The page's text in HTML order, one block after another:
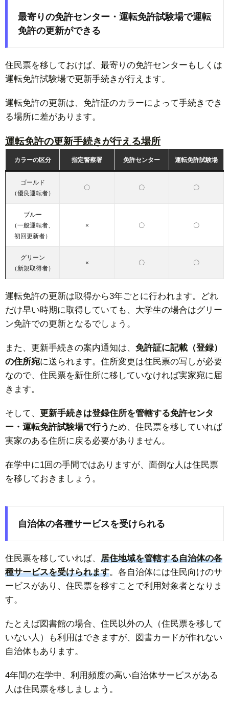
最寄りの免許センター・運転免許試験場で運転
免許の更新ができる
住民票を移しておけば、最寄りの免許センターもしくは
運転免許試験場で更新手続きが行えます。
運転免許の更新は、免許証のカラーによって手続きでき
る場所に差があります。
運転免許の更新手続きが行える場所
カラーの区分 指定警察署 免許センター 運転免許試験場
ゴールド
（優良運転者）
〇 〇 〇
ブルー
（一般運転者、
初回更新者）
× 〇 〇
グリーン
（新規取得者）
× 〇 〇
運転免許の更新は取得から3年ごとに行われます。どれ
だけ早い時期に取得していても、大学生の場合はグリー
ン免許での更新となるでしょう。
また、更新手続きの案内通知は、 免許証に記載（登録）
の住所宛に送られます。住所変更は住民票の写しが必要
なので、住民票を新住所に移していなければ実家宛に届
きます。
そして、 更新手続きは登録住所を管轄する免許センタ
ー・運転免許試験場で行う ため、住民票を移していれば
実家のある住所に戻る必要がありません。
在学中に1回の手間ではありますが、面倒な人は住民票
を移しておきましょう。
自治体の各種サービスを受けられる
住民票を移していれば、 居住地域を管轄する自治体の各
種サービスを受けられます。各自治体には住民向けのサ
ービスがあり、住民票を移すことで利用対象者となりま
す。
たとえば図書館の場合、住民以外の人（住民票を移して
いない人）も利用はできますが、図書カードが作れない
自治体もあります。
4年間の在学中、利用頻度の高い自治体サービスがある
人は住民票を移しましょう。